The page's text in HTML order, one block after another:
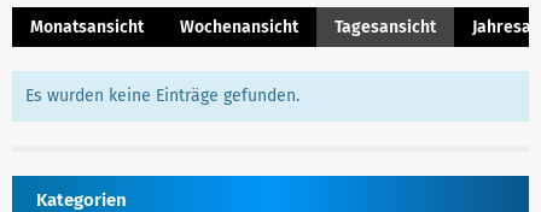
Monatsansicht Wochenansicht Tagesansicht
Es wurden keine Einträge gefunden.
Kategorien